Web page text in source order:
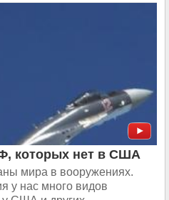
которых нет в США
мира в вооружениях.
у нас много видов